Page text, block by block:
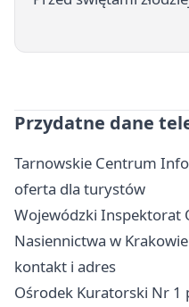
Przydatne dane
Tarnowskie Centrum
oferta dla turystów
Wojewódzki Inspektorat
Nasiennictwa w
kontakt i adres
Ośrodek Kuratorski Nr 1